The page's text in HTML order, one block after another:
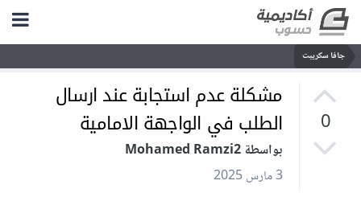
جافا سكريبت
0
مشكلة عدم استجابة عند ارسال
الطلب في الواجهة الامامية
بواسطة Mohamed Ramzi2
3 مارس 2025